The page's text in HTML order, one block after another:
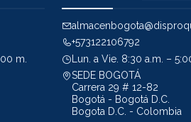
m.
+573122106792
Lun. a Vie. 8:30 a.m. –
SEDE BOGOTÁ
Carrera 29 # 12-82
Bogotá - Bogotá D.C.
Bogota D.C. - Colombia